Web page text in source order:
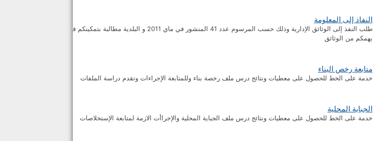
النفاذ إلى المعلومة
طلب النفذ إلى الوثائق الإدارية وذلك حسب المرسوم عدد 41 المنشور في ماي 2011 و البلدية مطالبة بتمكينكم فيما
يهمكم من الوثائق
متابعة رخص البناء
خدمة على الخط للحصول على معطيات ونتائج درس ملف رخصة بناء وللمتابعة الإجراءات وتقدم دراسة الملفات
الجباية المحلية
خدمة على الخط للحصول على معطيات ونتائج درس ملف الجباية المحلية والإجراأت الازمة لمتابعة الإستخلاصات